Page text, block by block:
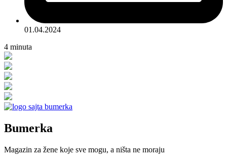
01.04.2024
4 minuta
Bumerka
Magazin za žene koje sve mogu, a ništa ne moraju